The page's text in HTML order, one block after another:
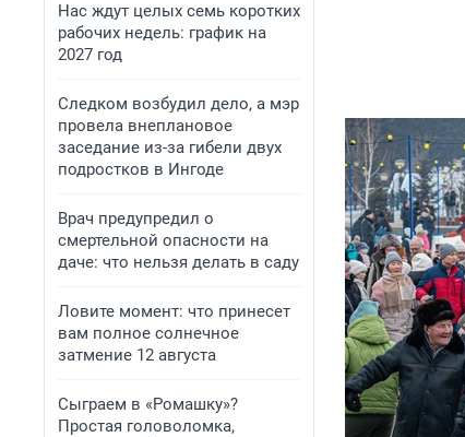
Нас ждут целых семь коротких
рабочих недель: график на
2027 год
Следком возбудил дело, а мэр
провела внеплановое
заседание из-за гибели двух
подростков в Ингоде
Врач предупредил о
смертельной опасности на
даче: что нельзя делать в саду
Ловите момент: что принесет
вам полное солнечное
затмение 12 августа
Сыграем в «Ромашку»?
Простая головоломка,